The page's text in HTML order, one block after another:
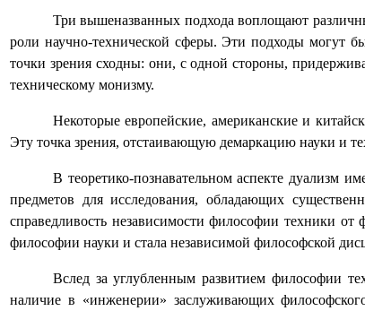
Три вышеназванных подхода воплощают
роли научно-технической сферы. Эти подходы могут
точки зрения сходны: они, с одной стороны,
техническому монизму.
Некоторые европейские, американские и
Эту точка зрения, отстаивающую демаркацию науки и
В теоретико-познавательном аспекте дуализм
предметов для исследования, обладающих
справедливость независимости философии техники от
философии науки и стала независимой философской
Вслед за углубленным развитием философии
наличие в «инженерии» заслуживающих